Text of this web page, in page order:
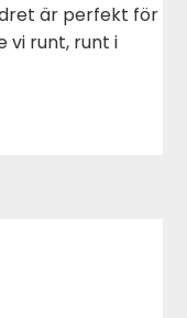
är perfekt för
vi runt, runt i